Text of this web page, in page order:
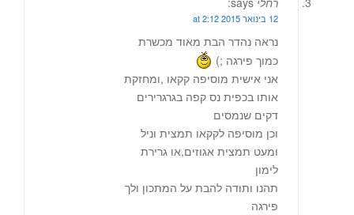
12 בינואר 2015 at 2:12
נראה נהדר הבת מאוד מכשרת
כמוך פירגה ;)
אני אישית מוסיפה קקאו ,ומחזקת
אותו בכפית נס קפה בגרגרירים
דקים שנמסים
וכן מוסיפה לקקאו תמצית וניל
ומעט תמצית אגוזים,או גרירת
לימון
תהנו ותודה להבת על המתכון ולך
פירגה